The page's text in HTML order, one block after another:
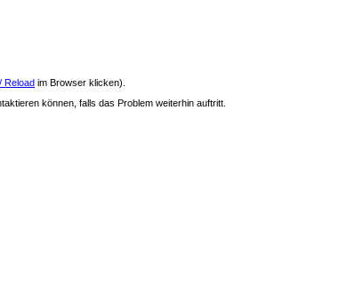
Reload im Browser klicken).
können, falls das Problem weiterhin auftritt.